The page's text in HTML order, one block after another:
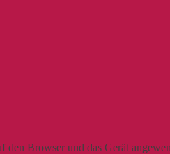
Browser und das Gerät